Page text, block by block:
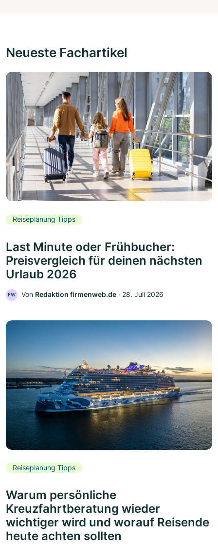
Neueste Fachartikel
Reiseplanung Tipps
Last Minute oder Frühbucher:
Preisvergleich für deinen nächsten
Urlaub 2026
FW Von Redaktion firmenweb.de ‧ 28. Juli 2026
Reiseplanung Tipps
Warum persönliche
Kreuzfahrtberatung wieder
wichtiger wird und worauf Reisende
heute achten sollten